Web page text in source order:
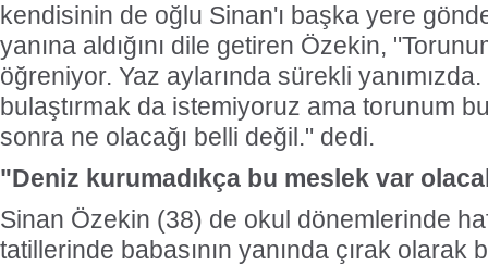
kendisinin de oğlu Sinan'ı başka yere
yanına aldığını dile getiren Özekin,
öğreniyor. Yaz aylarında sürekli
bulaştırmak da istemiyoruz ama torunum
sonra ne olacağı belli değil." dedi.
"Deniz kurumadıkça bu meslek var
Sinan Özekin (38) de okul dönemlerinde
tatillerinde babasının yanında çırak olarak